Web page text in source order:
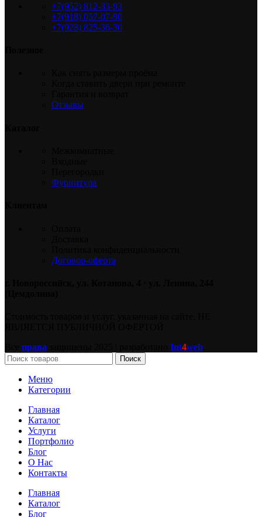
+7(952) 812-33-93
+7(918) 057-07-90
+7(928) 825-36-30
Отзывы
Фурнитура
Договор-оферта
права Int4web
Поиск
Меню
Категории
Главная
Каталог
Услуги
Портфолио
Блог
О Нас
Контакты
Главная
Каталог
Блог